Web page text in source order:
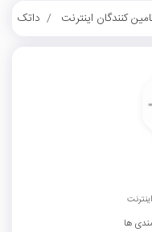
کنندگان اینترنت داتک
ها